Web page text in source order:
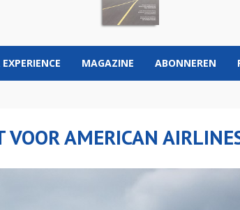
EXPERIENCE MAGAZINE ABONNEREN
AMERICAN